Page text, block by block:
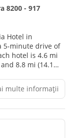
8200 - 917
Hotel in
5-minute drive of
8.8 mi (14.1
offers
sure to
outdoor
pool. Additional
wireless
multe informații